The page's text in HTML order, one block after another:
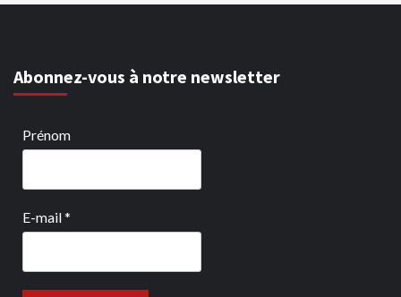
Abonnez-vous à notre newsletter
Prénom
E-mail*